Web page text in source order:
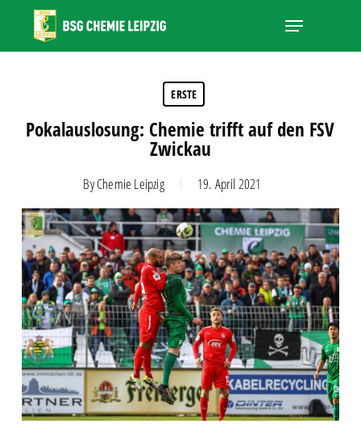
main
Menu
ERSTE
Pokalauslosung: Chemie trifft auf den FSV
Zwickau
ByChemie Leipzig 19. April 2021
Close